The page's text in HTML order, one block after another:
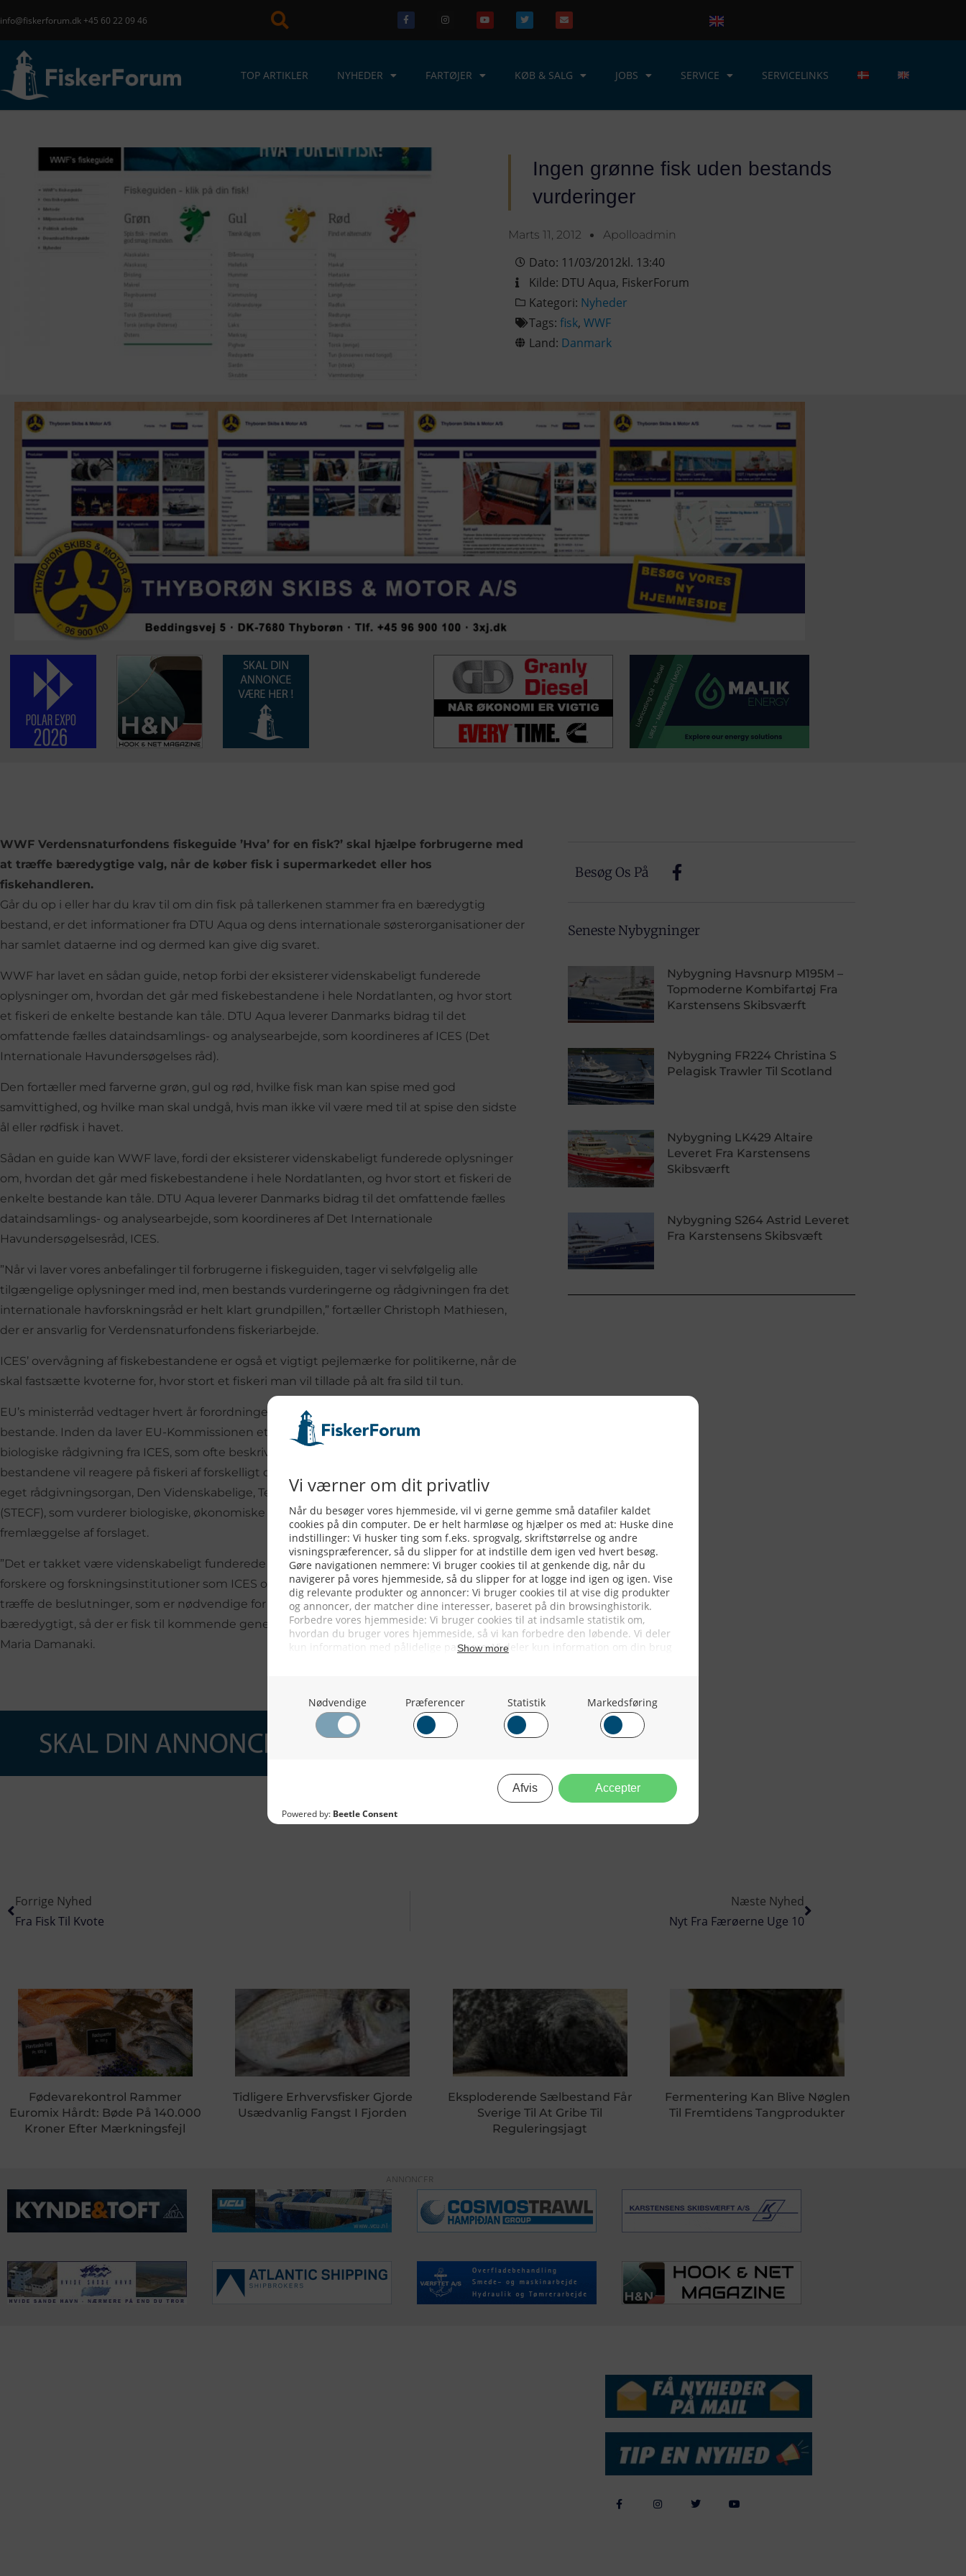
info@fiskerforum.dk +45 60 22 09 46
TOP ARTIKLER NYHEDER FARTØJER KØB & SALG JOBS SERVICE SERVICELINKS
Ingen grønne fisk uden bestands
vurderinger
Marts 11, 2012 Apolloadmin
Dato: 11/03/2012kl. 13:40
Kilde: DTU Aqua, FiskerForum
Kategori: Nyheder
Tags: fisk, WWF
Land: Danmark
WWF Verdensnaturfondens fiskeguide ’Hva’ for en fisk?’ skal hjælpe forbrugerne med
at træffe bæredygtige valg, når de køber fisk i supermarkedet eller hos
fiskehandleren.
Går du op i eller har du krav til om din fisk på tallerkenen stammer fra en bæredygtig
bestand, er det informationer fra DTU Aqua og dens internationale søsterorganisationer der
har samlet dataerne ind og dermed kan give dig svaret.
WWF har lavet en sådan guide, netop forbi der eksisterer videnskabeligt funderede
oplysninger om, hvordan det går med fiskebestandene i hele Nordatlanten, og hvor stort
et fiskeri de enkelte bestande kan tåle. DTU Aqua leverer Danmarks bidrag til det
omfattende fælles dataindsamlings- og analysearbejde, som koordineres af ICES (Det
Internationale Havundersøgelses råd).
Den fortæller med farverne grøn, gul og rød, hvilke fisk man kan spise med god
samvittighed, og hvilke man skal undgå, hvis man ikke vil være med til at spise den sidste
ål eller rødfisk i havet.
Sådan en guide kan WWF lave, fordi der eksisterer videnskabeligt funderede oplysninger
om, hvordan det går med fiskebestandene i hele Nordatlanten, og hvor stort et fiskeri de
enkelte bestande kan tåle. DTU Aqua leverer Danmarks bidrag til det omfattende fælles
dataindsamlings- og analysearbejde, som koordineres af Det Internationale
Havundersøgelsesråd, ICES.
”Når vi laver vores anbefalinger til forbrugerne i fiskeguiden, tager vi selvfølgelig alle
tilgængelige oplysninger med ind, men bestands vurderingerne og rådgivningen fra det
internationale havforskningsråd er helt klart grundpillen,” fortæller Christoph Mathiesen,
der er ansvarlig for Verdensnaturfondens fiskeriarbejde.
ICES’ overvågning af fiskebestandene er også et vigtigt pejlemærke for politikerne, når de
skal fastsætte kvoterne for, hvor stort et fiskeri man vil tillade på alt fra sild til tun.
EU’s ministerråd vedtager hvert år forordninger for fiskerimuligheder for mere end 200
bestande. Inden da laver EU-Kommissionen et forslag baseret på blandt andet den
biologiske rådgivning fra ICES, som ofte beskriver en række scenarier for, hvordan
bestandene vil reagere på fiskeri af forskelligt omfang. EU-Kommissionen har desuden sit
eget rådgivningsorgan, Den Videnskabelige, Tekniske og Økonomiske Komité for Fiskeri
(STECF), som vurderer biologiske, økonomiske og sociale aspekter forud for den endelige
fremlæggelse af forslaget.
”Det er takket være videnskabeligt funderede bestands vurderinger og data leveret af
forskere og forskningsinstitutioner som ICES og STECF, at det er muligt for os politikere at
træffe de beslutninger, som er nødvendige for at sikre, at fiskeressourcerne udnyttes
bæredygtigt, så der er fisk til kommende generationer,” fastslår EU’s fiskerikommissær,
Maria Damanaki.
Besøg Os På
Seneste Nybygninger
Nybygning Havsnurp M195M –
Topmoderne Kombifartøj Fra
Karstensens Skibsværft
Nybygning FR224 Christina S
Pelagisk Trawler Til Scotland
Nybygning LK429 Altaire
Leveret Fra Karstensens
Skibsværft
Nybygning S264 Astrid Leveret
Fra Karstensens Skibsvæft
Forrige Nyhed
Fra Fisk Til Kvote
Næste Nyhed
Nyt Fra Færøerne Uge 10
Fødevarekontrol Rammer
Euromix Hårdt: Bøde På 140.000
Kroner Efter Mærkningsfejl
Tidligere Erhvervsfisker Gjorde
Usædvanlig Fangst I Fjorden
Eksploderende Sælbestand Får
Sverige Til At Gribe Til
Reguleringsjagt
Fermentering Kan Blive Nøglen
Til Fremtidens Tangprodukter
ANNONCER